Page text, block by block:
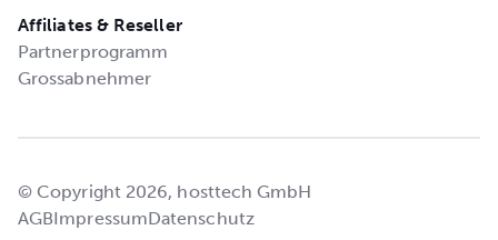
Affiliates & Reseller
Partnerprogramm
Grossabnehmer
© Copyright 2026, hosttech GmbH
AGBImpressumDatenschutz